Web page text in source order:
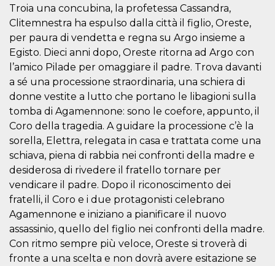
Troia una concubina, la profetessa Cassandra,
Clitemnestra ha espulso dalla città il figlio, Oreste,
per paura di vendetta e regna su Argo insieme a
Egisto. Dieci anni dopo, Oreste ritorna ad Argo con
l’amico Pilade per omaggiare il padre. Trova davanti
a sé una processione straordinaria, una schiera di
donne vestite a lutto che portano le libagioni sulla
tomba di Agamennone: sono le coefore, appunto, il
Coro della tragedia. A guidare la processione c’è la
sorella, Elettra, relegata in casa e trattata come una
schiava, piena di rabbia nei confronti della madre e
desiderosa di rivedere il fratello tornare per
vendicare il padre. Dopo il riconoscimento dei
fratelli, il Coro e i due protagonisti celebrano
Agamennone e iniziano a pianificare il nuovo
assassinio, quello del figlio nei confronti della madre.
Con ritmo sempre più veloce, Oreste si troverà di
fronte a una scelta e non dovrà avere esitazione se
dirección IP del
visitante. Es
esencial para
apoyar las
seguridad de un
sitio web y
proporcionar
protección
contra visitantes
maliciosos.
wordpress_test_cookie
Automattic
Inc.
.oooh.events
Sesión
Se utiliza en
sitios creados
con Wordpress.
Comprueba si el
habilitadas las
PHPSESSID
PHP.net
Sesión
Cookie
aplicaciones
lenguaje PHP.
Este es un
identificador de
propósito
general que se
utiliza para